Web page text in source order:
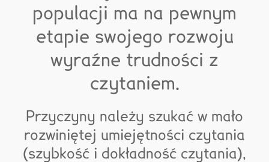
populacji ma na pewnym
etapie swojego rozwoju
wyraźne trudności z
czytaniem.
Przyczyny należy szukać w mało
rozwiniętej umiejętności czytania
(szybkość i dokładność czytania),